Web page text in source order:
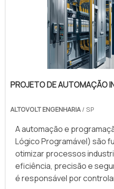
PROJETO DE AUTOMAÇÃO
ALTOVOLT ENGENHARIA/ SP
A automação e
Lógico Programável) são
otimizar processos
eficiência, precisão e
é responsável por